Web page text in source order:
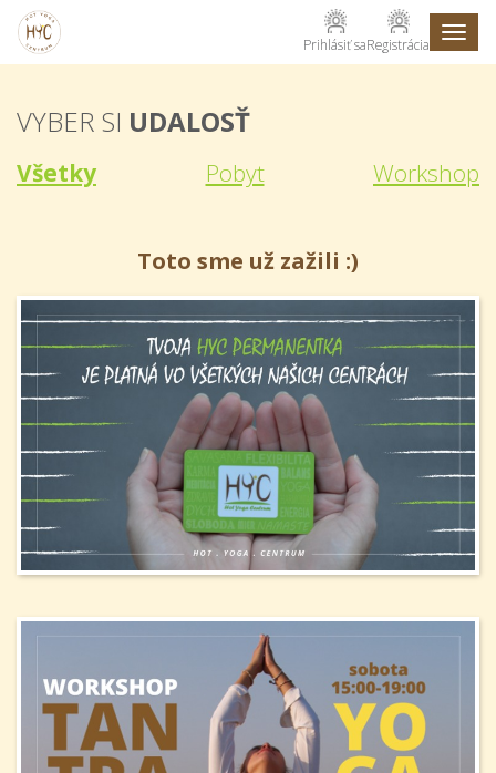
Prihlásiť saRegistrácia
VYBER SI UDALOSŤ
Všetky Pobyt Workshop
Toto sme už zažili :)